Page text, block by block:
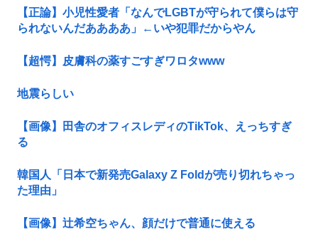
【正論】小児性愛者「なんでLGBTが守られて僕らは守
られないんだああああ」←いや犯罪だからやん
【超愕】皮膚科の薬すごすぎワロタwww
地震らしい
【画像】田舎のオフィスレディのTikTok、えっちすぎ
る
韓国人「日本で新発売Galaxy Z Foldが売り切れちゃっ
た理由」
【画像】辻希空ちゃん、顔だけで普通に使える